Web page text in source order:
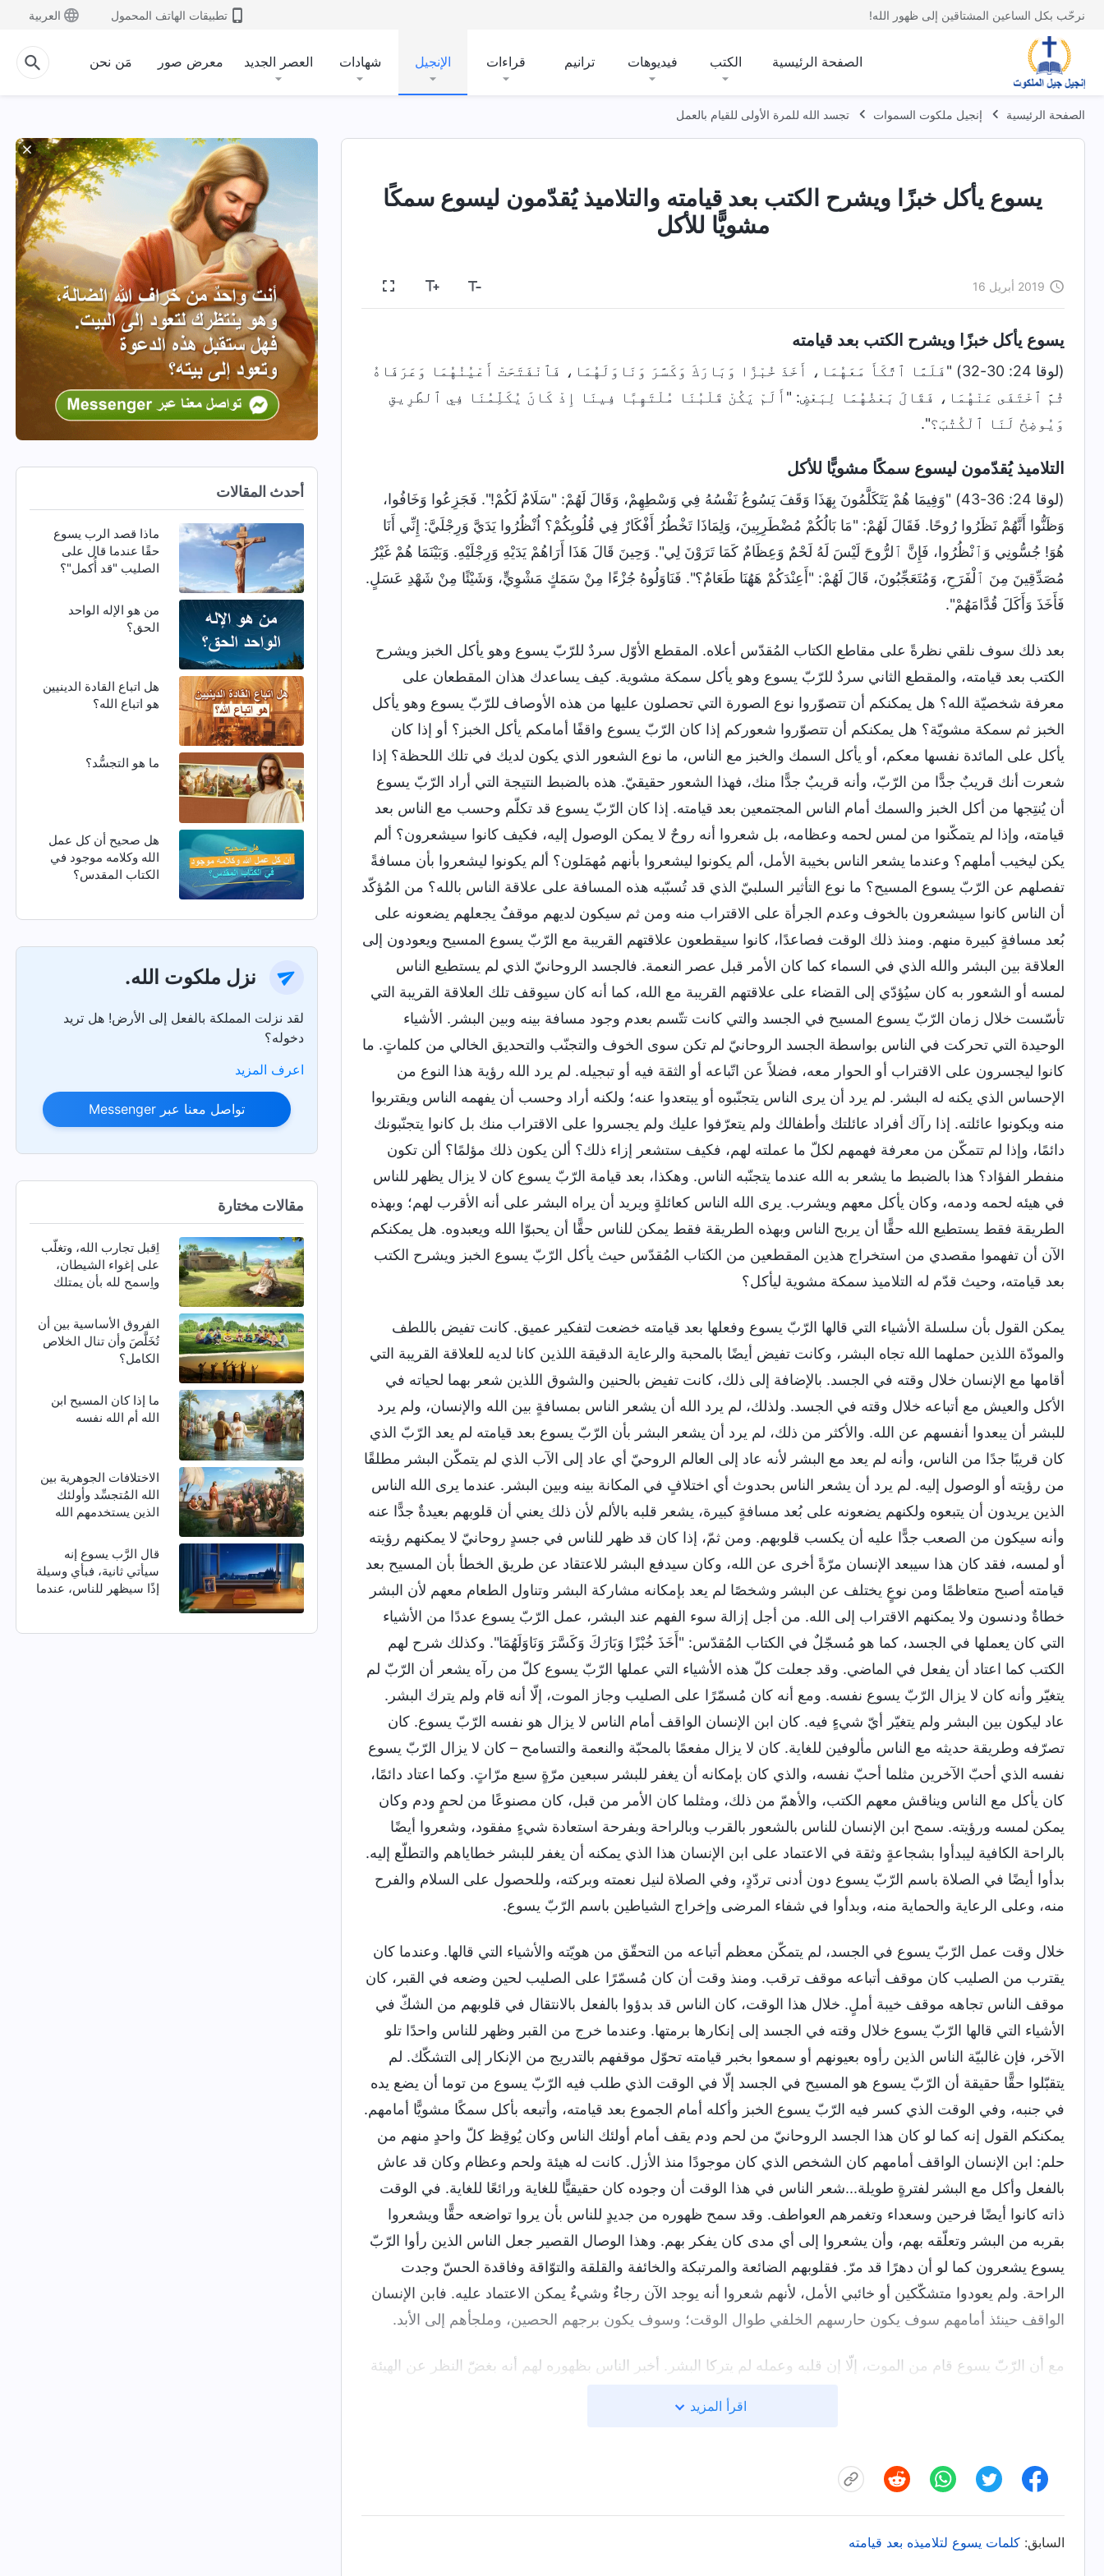
نرحّب بكل الساعين المشتاقين إلى ظهور الله! تطبيقات الهاتف المحمول العربية
الصفحة الرئيسية الكتب فيديوهات ترانيم قراءات الإنجيل شهادات العصر الجديد معرض صور مَن نحن
الصفحة الرئيسية إنجيل ملكوت السموات تجسد الله للمرة الأولى للقيام بالعمل
يسوع يأكل خبزًا ويشرح الكتب بعد قيامته والتلاميذ يُقدّمون ليسوع سمكًا
مشويًّا للأكل
2019 أبريل 16
يسوع يأكل خبزًا ويشرح الكتب بعد قيامته
(لوقا 24: 30-32) "فَلَمَّا ٱتَّكَأَ مَعَهُمَا، أَخَذَ خُبْزًا وَبَارَكَ وَكَسَّرَ وَنَاوَلَهُمَا، فَٱنْفَتَحَتْ أَعْيُنُهُمَا وَعَرَفَاهُ
ثُمَّ ٱخْتَفَى عَنْهُمَا، فَقَالَ بَعْضُهُمَا لِبَعْضٍ: "أَلَمْ يَكُنْ قَلْبُنَا مُلْتَهِبًا فِينَا إِذْ كَانَ يُكَلِّمُنَا فِي ٱلطَّرِيقِ
وَيُوضِحُ لَنَا ٱلْكُتُبَ؟".
التلاميذ يُقدّمون ليسوع سمكًا مشويًّا للأكل
(لوقا 24: 36-43) "وَفِيمَا هُمْ يَتَكَلَّمُونَ بِهَذَا وَقَفَ يَسُوعُ نَفْسُهُ فِي وَسْطِهِمْ، وَقَالَ لَهُمْ: "سَلَامٌ لَكُمْ!". فَجَزِعُوا وَخَافُوا،
وَظَنُّوا أَنَّهُمْ نَظَرُوا رُوحًا. فَقَالَ لَهُمْ: "مَا بَالُكُمْ مُضْطَرِبِينَ، وَلِمَاذَا تَخْطُرُ أَفْكَارٌ فِي قُلُوبِكُمْ؟ اُنْظُرُوا يَدَيَّ وَرِجْلَيَّ: إِنِّي أَنَا
هُوَ! جُسُّونِي وَٱنْظُرُوا، فَإِنَّ ٱلرُّوحَ لَيْسَ لَهُ لَحْمٌ وَعِظَامٌ كَمَا تَرَوْنَ لِي". وَحِينَ قَالَ هَذَا أَرَاهُمْ يَدَيْهِ وَرِجْلَيْهِ. وَبَيْنَمَا هُمْ غَيْرُ
مُصَدِّقِينَ مِنَ ٱلْفَرَحِ، وَمُتَعَجِّبُونَ، قَالَ لَهُمْ: "أَعِنْدَكُمْ هَهُنَا طَعَامٌ؟". فَنَاوَلُوهُ جُزْءًا مِنْ سَمَكٍ مَشْوِيٍّ، وَشَيْئًا مِنْ شَهْدِ عَسَلٍ.
فَأَخَذَ وَأَكَلَ قُدَّامَهُمْ".
بعد ذلك سوف نلقي نظرةً على مقاطع الكتاب المُقدّس أعلاه. المقطع الأوّل سردٌ للرّبّ يسوع وهو يأكل الخبز ويشرح
الكتب بعد قيامته، والمقطع الثاني سردٌ للرّبّ يسوع وهو يأكل سمكة مشوية. كيف يساعدك هذان المقطعان على
معرفة شخصيّة الله؟ هل يمكنكم أن تتصوّروا نوع الصورة التي تحصلون عليها من هذه الأوصاف للرّبّ يسوع وهو يأكل
الخبز ثم سمكة مشويّة؟ هل يمكنكم أن تتصوّروا شعوركم إذا كان الرّبّ يسوع واقفًا أمامكم يأكل الخبز؟ أو إذا كان
يأكل على المائدة نفسها معكم، أو يأكل السمك والخبز مع الناس، ما نوع الشعور الذي يكون لديك في تلك اللحظة؟ إذا
شعرت أنك قريبٌ جدًّا من الرّبّ، وأنه قريبٌ جدًّا منك، فهذا الشعور حقيقيّ. هذه بالضبط النتيجة التي أراد الرّبّ يسوع
أن يُنتِجها من أكل الخبز والسمك أمام الناس المجتمعين بعد قيامته. إذا كان الرّبّ يسوع قد تكلّم وحسب مع الناس بعد
قيامته، وإذا لم يتمكّنوا من لمس لحمه وعظامه، بل شعروا أنه روحٌ لا يمكن الوصول إليه، فكيف كانوا سيشعرون؟ ألم
يكن ليخيب أملهم؟ وعندما يشعر الناس بخيبة الأمل، ألم يكونوا ليشعروا بأنهم مُهمَلون؟ ألم يكونوا ليشعروا بأن مسافةً
تفصلهم عن الرّبّ يسوع المسيح؟ ما نوع التأثير السلبيّ الذي قد تُسبّبه هذه المسافة على علاقة الناس بالله؟ من المُؤكّد
أن الناس كانوا سيشعرون بالخوف وعدم الجرأة على الاقتراب منه ومن ثم سيكون لديهم موقفٌ يجعلهم يضعونه على
بُعد مسافةٍ كبيرة منهم. ومنذ ذلك الوقت فصاعدًا، كانوا سيقطعون علاقتهم القريبة مع الرّبّ يسوع المسيح ويعودون إلى
العلاقة بين البشر والله الذي في السماء كما كان الأمر قبل عصر النعمة. فالجسد الروحانيّ الذي لم يستطيع الناس
لمسه أو الشعور به كان سيُؤدّي إلى القضاء على علاقتهم القريبة مع الله، كما أنه كان سيوقف تلك العلاقة القريبة التي
تأسّست خلال زمان الرّبّ يسوع المسيح في الجسد والتي كانت تتّسم بعدم وجود مسافة بينه وبين البشر. الأشياء
الوحيدة التي تحركت في الناس بواسطة الجسد الروحانيّ لم تكن سوى الخوف والتجنّب والتحديق الخالي من كلماتٍ. ما
كانوا ليجسرون على الاقتراب أو الحوار معه، فضلاً عن اتّباعه أو الثقة فيه أو تبجيله. لم يرد الله رؤية هذا النوع من
الإحساس الذي يكنه له البشر. لم يرد أن يرى الناس يتجنّبوه أو يبتعدوا عنه؛ ولكنه أراد وحسب أن يفهمه الناس ويقتربوا
منه ويكونوا عائلته. إذا رآك أفراد عائلتك وأطفالك ولم يتعرّفوا عليك ولم يجسروا على الاقتراب منك بل كانوا يتجنّبونك
دائمًا، وإذا لم تتمكّن من معرفة فهمهم لكلّ ما عملته لهم، فكيف ستشعر إزاء ذلك؟ ألن يكون ذلك مؤلمًا؟ ألن تكون
منفطر الفؤاد؟ هذا بالضبط ما يشعر به الله عندما يتجنّبه الناس. وهكذا، بعد قيامة الرّبّ يسوع كان لا يزال يظهر للناس
في هيئه لحمه ودمه، وكان يأكل معهم ويشرب. يرى الله الناس كعائلةٍ ويريد أن يراه البشر على أنه الأقرب لهم؛ وبهذه
الطريقة فقط يستطيع الله حقًّا أن يربح الناس وبهذه الطريقة فقط يمكن للناس حقًّا أن يحبوّا الله ويعبدوه. هل يمكنكم
الآن أن تفهموا مقصدي من استخراج هذين المقطعين من الكتاب المُقدّس حيث يأكل الرّبّ يسوع الخبز ويشرح الكتب
بعد قيامته، وحيث قدّم له التلاميذ سمكة مشوية ليأكل؟
يمكن القول بأن سلسلة الأشياء التي قالها الرّبّ يسوع وفعلها بعد قيامته خضعت لتفكير عميق. كانت تفيض باللطف
والمودّة اللذين حملهما الله تجاه البشر، وكانت تفيض أيضًا بالمحبة والرعاية الدقيقة اللذين كانا لديه للعلاقة القريبة التي
أقامها مع الإنسان خلال وقته في الجسد. بالإضافة إلى ذلك، كانت تفيض بالحنين والشوق اللذين شعر بهما لحياته في
الأكل والعيش مع أتباعه خلال وقته في الجسد. ولذلك، لم يرد الله أن يشعر الناس بمسافةٍ بين الله والإنسان، ولم يرد
للبشر أن يبعدوا أنفسهم عن الله. والأكثر من ذلك، لم يرد أن يشعر البشر بأن الرّبّ يسوع بعد قيامته لم يعد الرّبّ الذي
كان قريبًا جدًا من الناس، وأنه لم يعد مع البشر لأنه عاد إلى العالم الروحيّ أي عاد إلى الآب الذي لم يتمكّن البشر مطلقًا
من رؤيته أو الوصول إليه. لم يرد أن يشعر الناس بحدوث أي اختلافٍ في المكانة بينه وبين البشر. عندما يرى الله الناس
الذين يريدون أن يتبعوه ولكنهم يضعونه على بُعد مسافةٍ كبيرة، يشعر قلبه بالألم لأن ذلك يعني أن قلوبهم بعيدةٌ جدًّا عنه
وأنه سيكون من الصعب جدًّا عليه أن يكسب قلوبهم. ومن ثمّ، إذا كان قد ظهر للناس في جسدٍ روحانيّ لا يمكنهم رؤيته
أو لمسه، فقد كان هذا سيبعد الإنسان مرّةً أخرى عن الله، وكان سيدفع البشر للاعتقاد عن طريق الخطأ بأن المسيح بعد
قيامته أصبح متعاظمًا ومن نوعٍ يختلف عن البشر وشخصًا لم يعد بإمكانه مشاركة البشر وتناول الطعام معهم لأن البشر
خطاةٌ ودنسون ولا يمكنهم الاقتراب إلى الله. من أجل إزالة سوء الفهم عند البشر، عمل الرّبّ يسوع عددًا من الأشياء
التي كان يعملها في الجسد، كما هو مُسجّلٌ في الكتاب المُقدّس: "أَخَذَ خُبْزًا وَبَارَكَ وَكَسَّرَ وَنَاوَلَهُمَا". وكذلك شرح لهم
الكتب كما اعتاد أن يفعل في الماضي. وقد جعلت كلّ هذه الأشياء التي عملها الرّبّ يسوع كلّ من رآه يشعر أن الرّبّ لم
يتغيّر وأنه كان لا يزال الرّبّ يسوع نفسه. ومع أنه كان مُسمّرًا على الصليب وجاز الموت، إلّا أنه قام ولم يترك البشر.
عاد ليكون بين البشر ولم يتغيّر أيّ شيءٍ فيه. كان ابن الإنسان الواقف أمام الناس لا يزال هو نفسه الرّبّ يسوع. كان
تصرّفه وطريقة حديثه مع الناس مألوفين للغاية. كان لا يزال مفعمًا بالمحبّة والنعمة والتسامح – كان لا يزال الرّبّ يسوع
نفسه الذي أحبّ الآخرين مثلما أحبّ نفسه، والذي كان بإمكانه أن يغفر للبشر سبعين مرّةٍ سبع مرّاتٍ. وكما اعتاد دائمًا،
كان يأكل مع الناس ويناقش معهم الكتب، والأهمّ من ذلك، ومثلما كان الأمر من قبل، كان مصنوعًا من لحمٍ ودم وكان
يمكن لمسه ورؤيته. سمح ابن الإنسان للناس بالشعور بالقرب وبالراحة وبفرحة استعادة شيءٍ مفقود، وشعروا أيضًا
بالراحة الكافية ليبدأوا بشجاعةٍ وثقة في الاعتماد على ابن الإنسان هذا الذي يمكنه أن يغفر للبشر خطاياهم والتطلّع إليه.
بدأوا أيضًا في الصلاة باسم الرّبّ يسوع دون أدنى تردّدٍ، وفي الصلاة لنيل نعمته وبركته، وللحصول على السلام والفرح
منه، وعلى الرعاية والحماية منه، وبدأوا في شفاء المرضى وإخراج الشياطين باسم الرّبّ يسوع.
خلال وقت عمل الرّبّ يسوع في الجسد، لم يتمكّن معظم أتباعه من التحقّق من هويّته والأشياء التي قالها. وعندما كان
يقترب من الصليب كان موقف أتباعه موقف ترقب. ومنذ وقت أن كان مُسمّرًا على الصليب لحين وضعه في القبر، كان
موقف الناس تجاهه موقف خيبة أملٍ. خلال هذا الوقت، كان الناس قد بدؤوا بالفعل بالانتقال في قلوبهم من الشكّ في
الأشياء التي قالها الرّبّ يسوع خلال وقته في الجسد إلى إنكارها برمتها. وعندما خرج من القبر وظهر للناس واحدًا تلو
الآخر، فإن غالبيّة الناس الذين رأوه بعيونهم أو سمعوا بخبر قيامته تحوّل موقفهم بالتدريج من الإنكار إلى التشكّك. لم
يتقبّلوا حقًّا حقيقة أن الرّبّ يسوع هو المسيح في الجسد إلّا في الوقت الذي طلب فيه الرّبّ يسوع من توما أن يضع يده
في جنبه، وفي الوقت الذي كسر فيه الرّبّ يسوع الخبز وأكله أمام الجموع بعد قيامته، وأتبعه بأكل سمكًا مشويًّا أمامهم.
يمكنكم القول إنه كما لو كان هذا الجسد الروحانيّ من لحم ودم يقف أمام أولئك الناس وكان يُوقِظ كلّ واحدٍ منهم من
حلم: ابن الإنسان الواقف أمامهم كان الشخص الذي كان موجودًا منذ الأزل. كانت له هيئة ولحم وعظام وكان قد عاش
بالفعل وأكل مع البشر لفترةٍ طويلة...شعر الناس في هذا الوقت أن وجوده كان حقيقيًّا للغاية ورائعًا للغاية. في الوقت
ذاته كانوا أيضًا فرحين وسعداء وتغمرهم العواطف. وقد سمح ظهوره من جديدٍ للناس بأن يروا تواضعه حقًّا ويشعروا
بقربه من البشر وتعلّقه بهم، وأن يشعروا إلى أي مدى كان يفكر بهم. وهذا الوصال القصير جعل الناس الذين رأوا الرّبّ
يسوع يشعرون كما لو أن دهرًا قد مرّ. فقلوبهم الضائعة والمرتبكة والخائفة والقلقة والتوّاقة وفاقدة الحسّ وجدت
الراحة. ولم يعودوا متشكّكين أو خائبي الأمل، لأنهم شعروا أنه يوجد الآن رجاءٌ وشيءٌ يمكن الاعتماد عليه. فابن الإنسان
الواقف حينئذ أمامهم سوف يكون حارسهم الخلفي طوال الوقت؛ وسوف يكون برجهم الحصين، وملجأهم إلى الأبد.
مع أن الرّبّ يسوع قام من الموت، إلّا إن قلبه وعمله لم يتركا البشر. أخبر الناس بظهوره لهم أنه بغضّ النظر عن الهيئة
أنه في جميع الأوقات وفي جميع الأماكن سيعول البشر ويرعاهم، ويسمح لهم برؤيته ولمسه، ويتأكّد من أنهم لن يشعروا
معهم. الناس يمكنهم دائمًا الاعتماد على الله؛ فهو عائلة كلّ واحدٍ من أتباعه. وبوجود الله الذي يمكن أن يعتمد عليه
البشر، لن يكونوا وحيدين أو عاجزين، وأولئك الذين يقبلونه باعتباره ذبيحةً عن خطاياهم لن تربطهم الخطيّة مرّةً أخرى.
منظوري، كلّ شيءٍ فعله له معنى كبير وقيمة هائلة، كما أنها كانت جميعها في غاية الأهميّة والتأثير.
اقرأ المزيد
السابق: كلمات يسوع لتلاميذه بعد قيامته
أحدث المقالات
ماذا قصد الرب يسوع
حقًا عندما قال على
الصليب "قد أُكمل"؟
من هو الإله الواحد
الحق؟
هل اتباع القادة الدينيين
هو اتباع الله؟
ما هو التجسُّد؟
هل صحيح أن كل عمل
الله وكلامه موجود في
الكتاب المقدس؟
نزل ملكوت الله.
لقد نزلت المملكة بالفعل إلى الأرض! هل تريد
دخوله؟
اعرف المزيد
تواصل معنا عبر Messenger
مقالات مختارة
اِقبل تجارب الله، وتغلّب
على إغواء الشيطان،
واِسمح لله بأن يمتلك
الفروق الأساسية بين أن
تُخَلَّصَ وأن تنال الخلاص
الكامل؟
ما إذا كان المسيح ابن
الله أم الله نفسه
الاختلافات الجوهرية بين
الله المُتجسِّد وأولئك
الذين يستخدمهم الله
قال الرَّب يسوع إنه
سيأتي ثانية، فبأي وسيلة
إذًا سيظهر للناس، عندما